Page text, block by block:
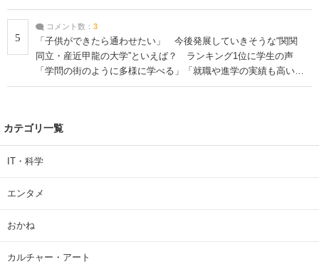
5
コメント数： 3
「子供ができたら通わせたい」 今後発展していきそうな“関関
同立・産近甲龍の大学”といえば？ ランキング1位に学生の声
「学問の街のように多様に学べる」「就職や進学の実績も高い」
| 大学 ねとらぼリサーチ
カテゴリ一覧
IT・科学
エンタメ
おかね
カルチャー・アート